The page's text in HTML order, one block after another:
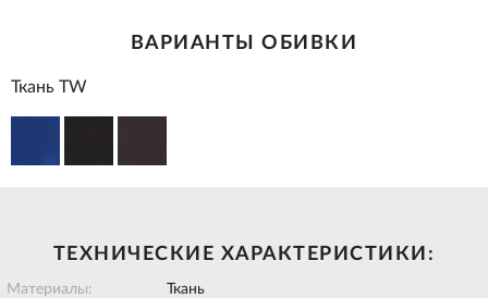
ВАРИАНТЫ ОБИВКИ
Ткань TW
ТЕХНИЧЕСКИЕ ХАРАКТЕРИСТИКИ:
Материалы: Ткань